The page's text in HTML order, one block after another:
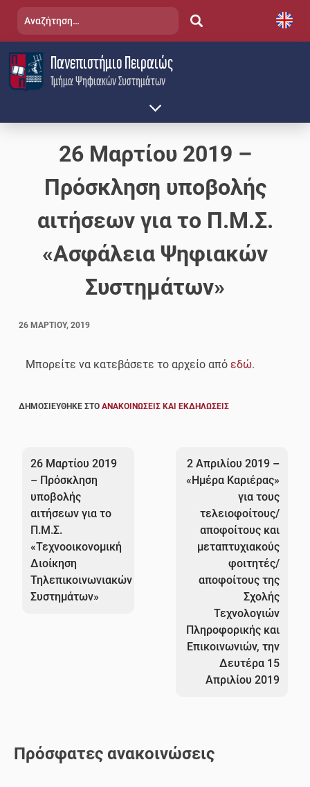
content
Τμήμα Ψηφιακών Συστημάτων
Πανεπιστήμιο Πειραιώς
Αναζήτηση
26 Μαρτίου 2019 –
Πρόσκληση υποβολής
αιτήσεων για το Π.Μ.Σ.
«Ασφάλεια Ψηφιακών
Συστημάτων»
26 ΜΑΡΤΊΟΥ, 2019
Μπορείτε να κατεβάσετε το αρχείο απόεδώ.
ΔΗΜΟΣΙΕΎΘΗΚΕ ΣΤΟΑΝΑΚΟΙΝΏΣΕΙΣ ΚΑΙ ΕΚΔΗΛΏΣΕΙΣ
άρθρων
26 Μαρτίου 2019
– Πρόσκληση
υποβολής
αιτήσεων για το
Π.Μ.Σ.
«Τεχνοοικονομική
Διοίκηση
Τηλεπικοινωνιακών
Συστημάτων»
2 Απριλίου 2019 –
«Ημέρα Καριέρας»
για τους
τελειοφοίτους/
αποφοίτους και
μεταπτυχιακούς
φοιτητές/
αποφοίτους της
Σχολής
Τεχνολογιών
Πληροφορικής και
Επικοινωνιών, την
Δευτέρα 15
Απριλίου 2019
Πρόσφατες ανακοινώσεις